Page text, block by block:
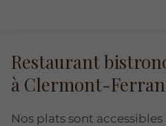
Restaurant
à Clermont-
Nos plats sont